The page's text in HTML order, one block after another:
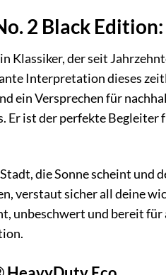
2 Black
Klassiker, der seit
Interpretation dieses
ein Versprechen für
Er ist der perfekte
die Sonne scheint und
verstaut sicher all deine
unbeschwert und bereit für